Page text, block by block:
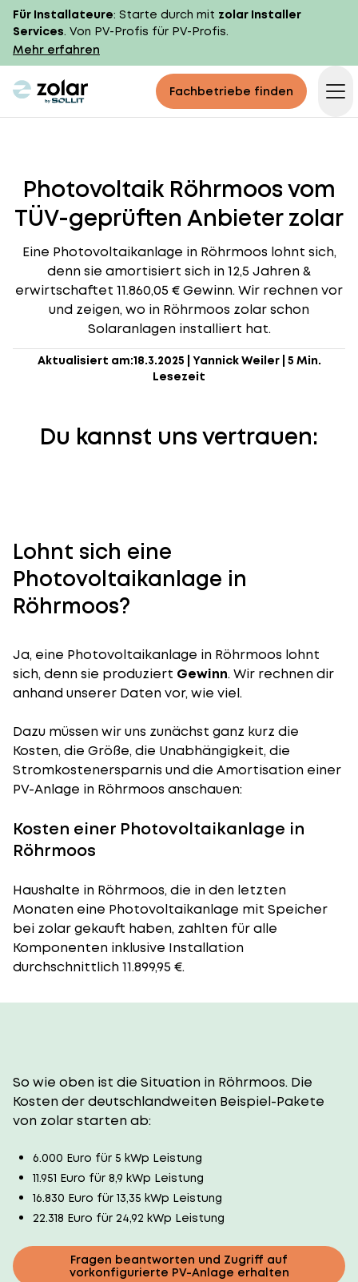
Für Installateure: Starte durch mit zolar Installer
Services. Von PV-Profis für PV-Profis.
Mehr erfahren
zolar logo Fachbetriebe finden
Photovoltaik Röhrmoos vom
TÜV-geprüften Anbieter zolar
Eine Photovoltaikanlage in Röhrmoos lohnt sich,
denn sie amortisiert sich in 12,5 Jahren &
erwirtschaftet 11.860,05 € Gewinn. Wir rechnen vor
und zeigen, wo in Röhrmoos zolar schon
Solaranlagen installiert hat.
Aktualisiert am:18.3.2025 Yannick Weiler| 5 Min.
Lesezeit
Du kannst uns vertrauen:
Lohnt sich eine
Photovoltaikanlage in
Röhrmoos?
Ja, eine Photovoltaikanlage in Röhrmoos lohnt
sich, denn sie produziert Gewinn. Wir rechnen dir
anhand unserer Daten vor, wie viel.
Dazu müssen wir uns zunächst ganz kurz die
Kosten, die Größe, die Unabhängigkeit, die
Stromkostenersparnis und die Amortisation einer
PV-Anlage in Röhrmoos anschauen:
Kosten einer Photovoltaikanlage in
Röhrmoos
Haushalte in Röhrmoos, die in den letzten
Monaten eine Photovoltaikanlage mit Speicher
bei zolar gekauft haben, zahlten für alle
Komponenten inklusive Installation
durchschnittlich 11.899,95 €.
So wie oben ist die Situation in Röhrmoos. Die
Kosten der deutschlandweiten Beispiel-Pakete
von zolar starten ab:
6.000 Euro für 5 kWp Leistung
11.951 Euro für 8,9 kWp Leistung
16.830 Euro für 13,35 kWp Leistung
22.318 Euro für 24,92 kWp Leistung
Fragen beantworten und Zugriff auf
vorkonfigurierte PV-Anlage erhalten